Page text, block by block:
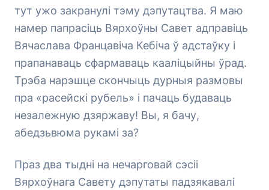
тут ужо закранулі тэму дэпутацтва. Я маю
намер папрасіць Вярхоўны Савет адправіць
Вячаслава Францавіча Кебіча ў адстаўку і
прапанаваць сфармаваць кааліцыйны ўрад.
Трэба нарэшце скончыць дурныя размовы
пра «расейскі рубель» і пачаць будаваць
незалежную дзяржаву! Вы, я бачу,
абедзьвюма рукамі за?
Праз два тыдні на нечарговай сэсіі
Вярхоўнага Савету дэпутаты падзякавалі